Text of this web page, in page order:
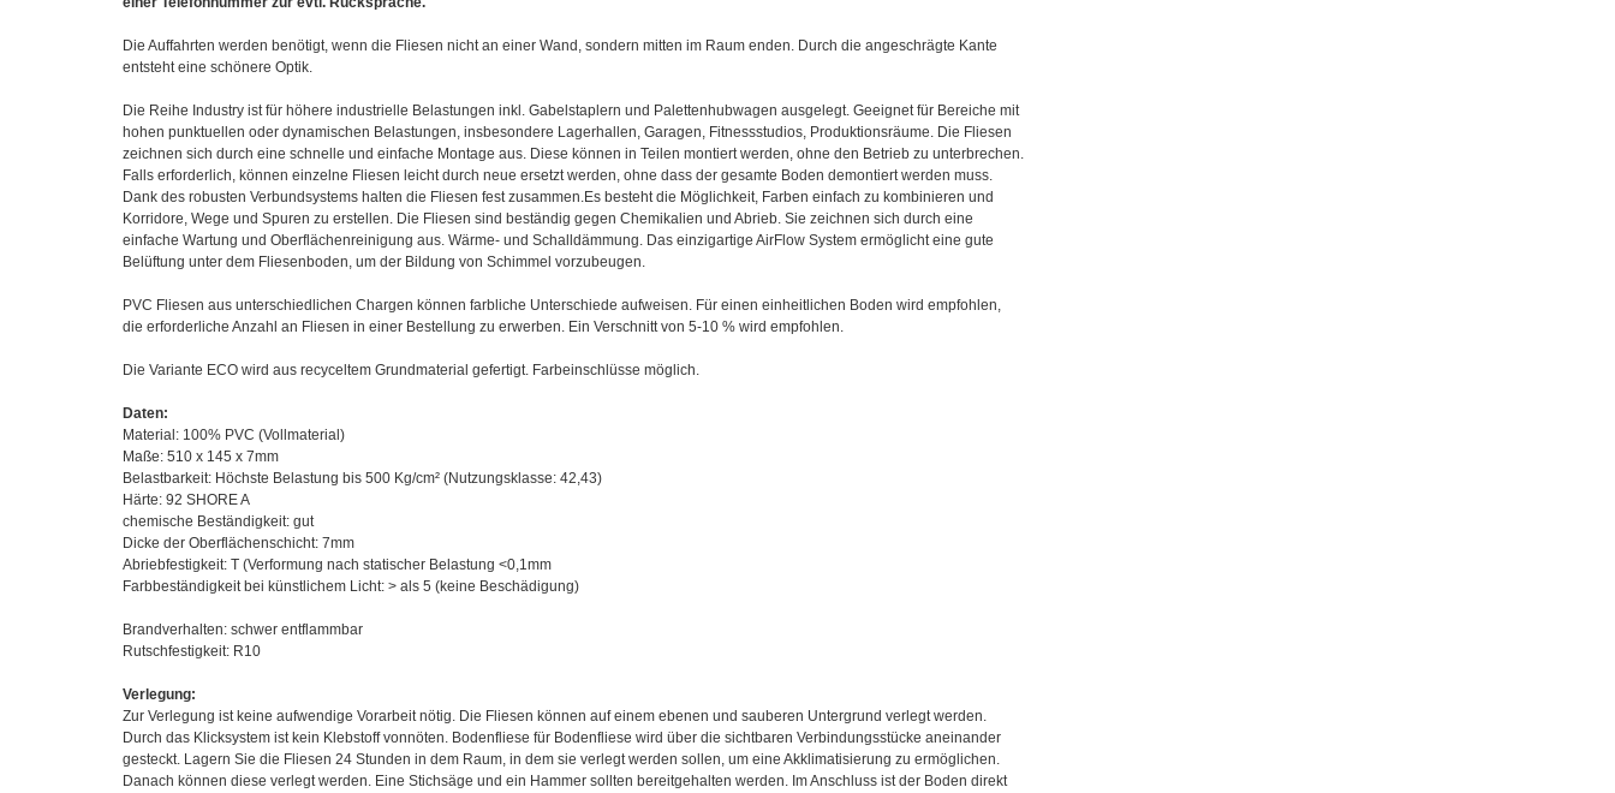
Die Auffahrten werden benötigt, wenn die Fliesen nicht an einer Wand, sondern mitten im Raum enden. Durch die angeschrägte Kante
entsteht eine schönere Optik.
Die Reihe Industry ist für höhere industrielle Belastungen inkl. Gabelstaplern und Palettenhubwagen ausgelegt. Geeignet für Bereiche mit
hohen punktuellen oder dynamischen Belastungen, insbesondere Lagerhallen, Garagen, Fitnessstudios, Produktionsräume. Die Fliesen
zeichnen sich durch eine schnelle und einfache Montage aus. Diese können in Teilen montiert werden, ohne den Betrieb zu unterbrechen.
Falls erforderlich, können einzelne Fliesen leicht durch neue ersetzt werden, ohne dass der gesamte Boden demontiert werden muss.
Dank des robusten Verbundsystems halten die Fliesen fest zusammen.Es besteht die Möglichkeit, Farben einfach zu kombinieren und
Korridore, Wege und Spuren zu erstellen. Die Fliesen sind beständig gegen Chemikalien und Abrieb. Sie zeichnen sich durch eine
einfache Wartung und Oberflächenreinigung aus. Wärme- und Schalldämmung. Das einzigartige AirFlow System ermöglicht eine gute
Belüftung unter dem Fliesenboden, um der Bildung von Schimmel vorzubeugen.
PVC Fliesen aus unterschiedlichen Chargen können farbliche Unterschiede aufweisen. Für einen einheitlichen Boden wird empfohlen,
die erforderliche Anzahl an Fliesen in einer Bestellung zu erwerben. Ein Verschnitt von 5-10 % wird empfohlen.
Die Variante ECO wird aus recyceltem Grundmaterial gefertigt. Farbeinschlüsse möglich.
Daten:
Material: 100% PVC (Vollmaterial)
Maße: 510 x 145 x 7mm
Belastbarkeit: Höchste Belastung bis 500 Kg/cm² (Nutzungsklasse: 42,43)
Härte: 92 SHORE A
chemische Beständigkeit: gut
Dicke der Oberflächenschicht: 7mm
Abriebfestigkeit: T (Verformung nach statischer Belastung <0,1mm
Farbbeständigkeit bei künstlichem Licht: > als 5 (keine Beschädigung)
Brandverhalten: schwer entflammbar
Rutschfestigkeit: R10
Verlegung:
Zur Verlegung ist keine aufwendige Vorarbeit nötig. Die Fliesen können auf einem ebenen und sauberen Untergrund verlegt werden.
Durch das Klicksystem ist kein Klebstoff vonnöten. Bodenfliese für Bodenfliese wird über die sichtbaren Verbindungsstücke aneinander
gesteckt. Lagern Sie die Fliesen 24 Stunden in dem Raum, in dem sie verlegt werden sollen, um eine Akklimatisierung zu ermöglichen.
Danach können diese verlegt werden. Eine Stichsäge und ein Hammer sollten bereitgehalten werden. Im Anschluss ist der Boden direkt